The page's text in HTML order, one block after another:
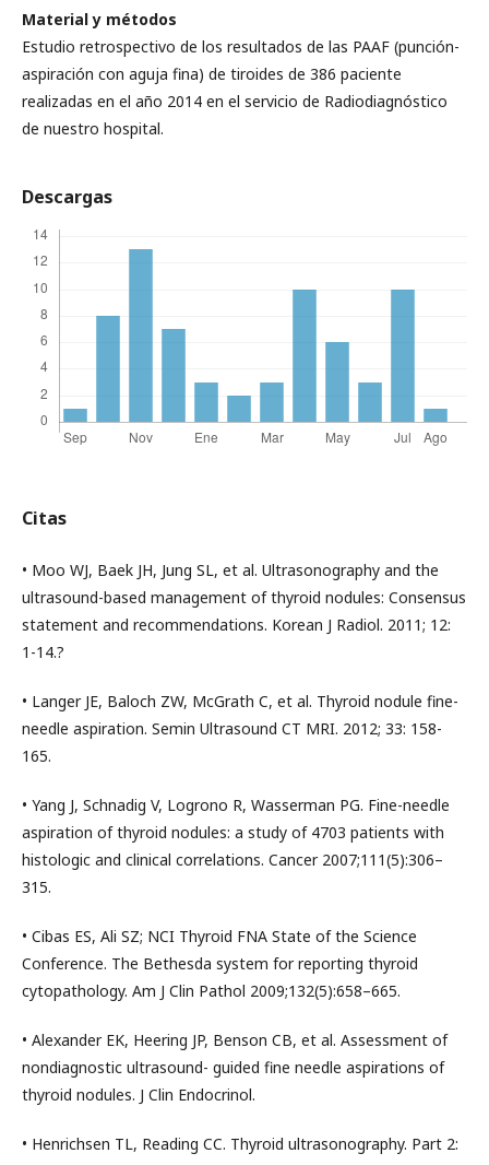
Material y métodos
Estudio retrospectivo de los resultados de las PAAF (punción-
aspiración con aguja fina) de tiroides de 386 paciente
realizadas en el año 2014 en el servicio de Radiodiagnóstico
de nuestro hospital.
Descargas
Citas
• Moo WJ, Baek JH, Jung SL, et al. Ultrasonography and the
ultrasound-based management of thyroid nodules: Consensus
statement and recommendations. Korean J Radiol. 2011; 12:
1-14.?
• Langer JE, Baloch ZW, McGrath C, et al. Thyroid nodule fine-
needle aspiration. Semin Ultrasound CT MRI. 2012; 33: 158-
165.
• Yang J, Schnadig V, Logrono R, Wasserman PG. Fine-needle
aspiration of thyroid nodules: a study of 4703 patients with
histologic and clinical correlations. Cancer 2007;111(5):306–
315.
• Cibas ES, Ali SZ; NCI Thyroid FNA State of the Science
Conference. The Bethesda system for reporting thyroid
cytopathology. Am J Clin Pathol 2009;132(5):658–665.
• Alexander EK, Heering JP, Benson CB, et al. Assessment of
nondiagnostic ultrasound- guided fine needle aspirations of
thyroid nodules. J Clin Endocrinol.
• Henrichsen TL, Reading CC. Thyroid ultrasonography. Part 2: